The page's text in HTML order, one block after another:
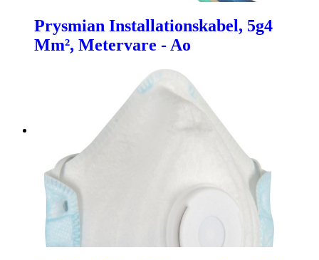
Prysmian Installationskabel, 5g4
Mm², Metervare - Ao